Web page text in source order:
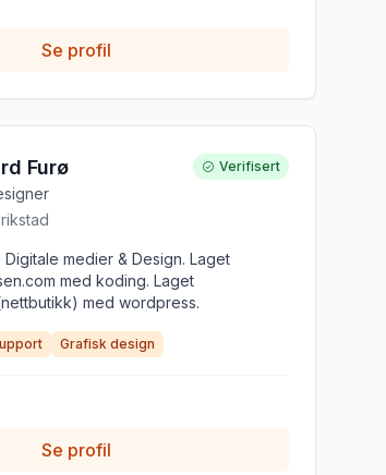
Se profil
Furø Verifisert
medier & Design. Laget
med koding. Laget
med wordpress.
Grafisk design
Se profil